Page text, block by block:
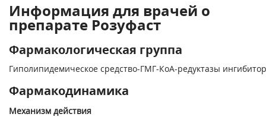
Информация для врачей о
препарате Розуфаст
Фармакологическая группа
Гиполипидемическое средство-ГМГ-КоА-редуктазы ингибитор
Фармакодинамика
Механизм действия